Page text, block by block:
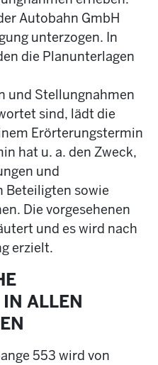
Autobahn GmbH
unterzogen. In
die Planunterlagen
und Stellungnahmen
sind, lädt die
Erörterungstermin
hat u. a. den Zweck,
und
Beteiligten sowie
Die vorgesehenen
und es wird nach
erzielt.
ALLEN
553 wird von